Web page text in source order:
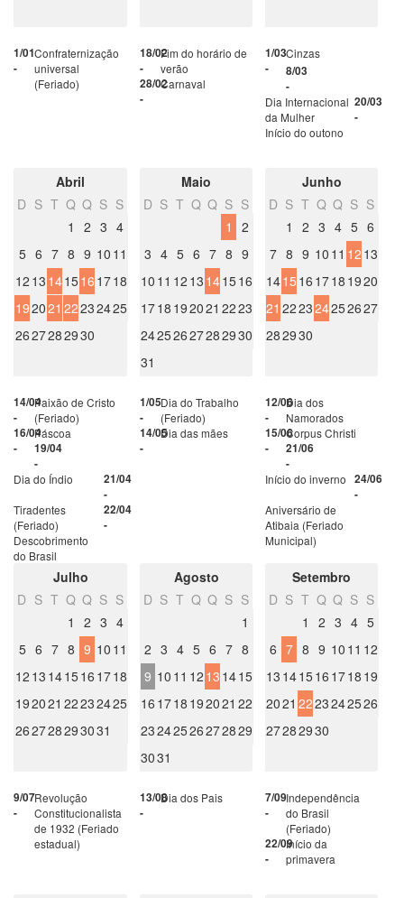
1/01
-
Confraternização
universal
(Feriado)
18/02
-
Fim do horário de
verão
28/02
-
Carnaval
1/03
-
Cinzas
8/03
-
Dia Internacional
da Mulher
20/03
-
Início do outono
Abril
D S T Q Q S S
1
2 3 4
5 6 7 8 9 10 11
12 13 141516 1718
192021 22232425
2627282930
14/04
-
Paixão de Cristo
(Feriado)
16/04
-
Páscoa
19/04
-
Dia do Índio
21/04
-
Tiradentes
(Feriado)
22/04
-
Descobrimento
do Brasil
Maio
D S T Q Q S S
1
2
3 4 5 6 7 8 9
10 11 12 13 141516
1718 192021 2223
24252627282930
31
1/05
-
Dia do Trabalho
(Feriado)
14/05
-
Dia das mães
Junho
D S T Q Q S S
1
2 3 4 5 6
7 8 9 10 11 12 13
1415 16 1718 1920
21 222324252627
282930
12/06
-
Dia dos
Namorados
15/06
-
Corpus Christi
21/06
-
Início do inverno 24/06
-
Aniversário de
Atibaia (Feriado
Municipal)
Julho
D S T Q Q S S
1
2 3 4
5 6 7 8 9 10 11
12 13 141516 1718
192021 22232425
262728293031
9/07
-
Revolução
Constitucionalista
de 1932 (Feriado
estadual)
Agosto
D S T Q Q S S
1
2 3 4 5 6 7 8
9 10 11 12 13 1415
16 1718 192021 22
23242526272829
3031
13/08
-
Dia dos Pais
Setembro
D S T Q Q S S
1
2 3 4 5
6 7 8 9 10 11 12
13 141516 1718 19
2021 2223242526
27282930
7/09
-
Independência
do Brasil
(Feriado)
22/09
-
Início da
primavera